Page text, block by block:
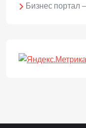
Бизнес портал